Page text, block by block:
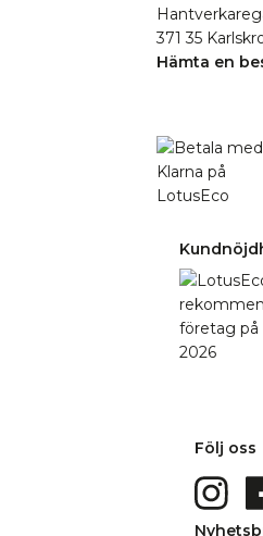
371 35
Hämta en
Följ oss